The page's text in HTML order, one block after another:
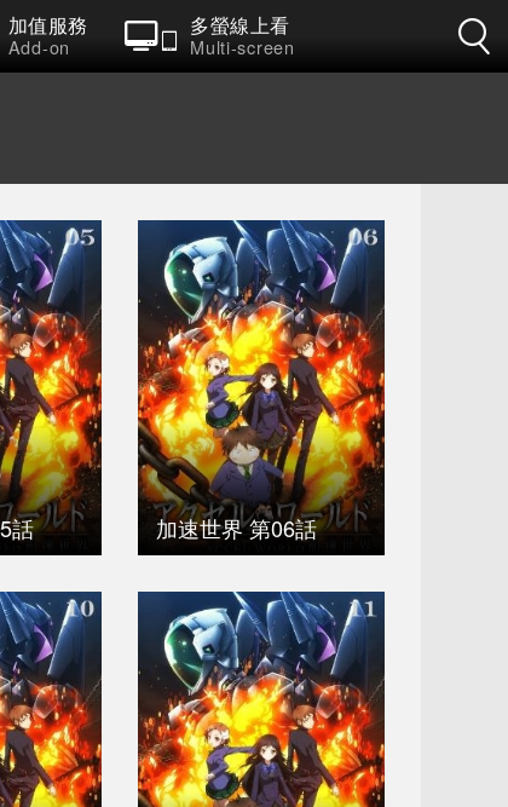
加值服務
Add-on
多螢線上看
Multi-screen
話 加速世界 第06話